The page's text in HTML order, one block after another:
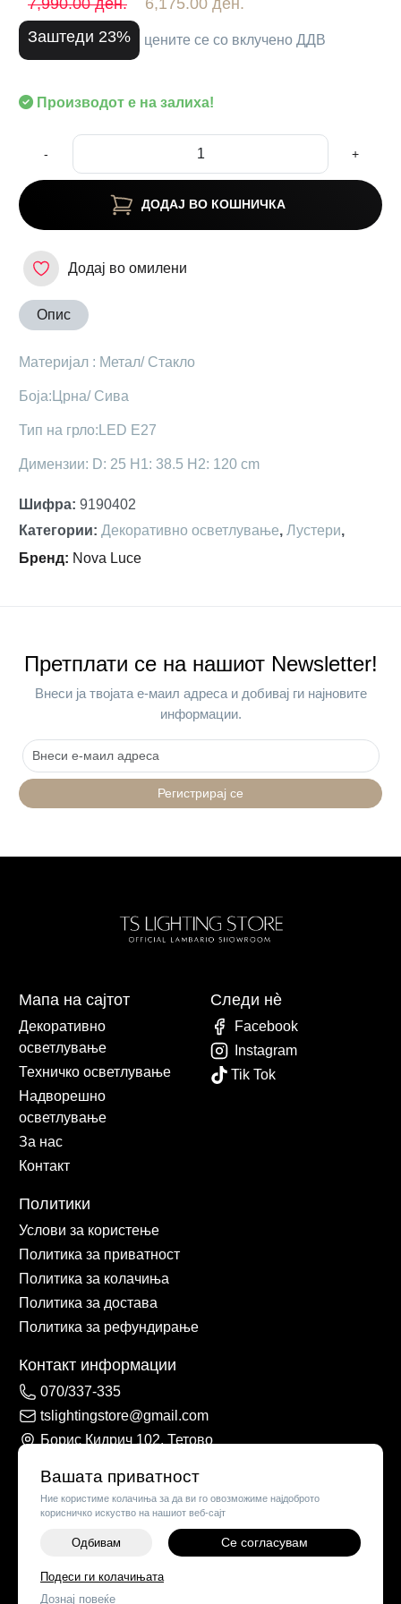
Вашата приватност
Ние користиме колачиња за да ви го овозможиме најдоброто
корисничко искуство на нашиот веб-сајт
Одбивам Се согласувам
Подеси ги колачињата
Дознај повеќе
Заштеди 23%
цените се со вклучено ДДВ
Производот е на залиха!
- +
ДОДАЈ ВО КОШНИЧКА
Додај во омилени
Опис
Материјал : Метал/ Стакло
Боја:Црна/ Сива
Тип на грло:LED E27
Димензии: D: 25 H1: 38.5 H2: 120 cm
Шифра: 9190402
Категории: Декоративно осветлување, Лустери,
Бренд: Nova Luce
+
Претплати се на нашиот Newsletter!
Внеси ја твојата е-маил адреса и добивај ги најновите
информации.
Регистрирај се
Мапа на сајтот
Декоративно
осветлување
Техничко осветлување
Надворешно
осветлување
За нас
Контакт
Политики
Услови за користење
Политика за приватност
Политика за колачиња
Политика за достава
Политика за рефундирање
Контакт информации
070/337-335
tslightingstore@gmail.com
Борис Кидрич 102, Тетово
Следи нè
Facebook
Instagram
Tik Tok
©2026
Поставки за колачиња